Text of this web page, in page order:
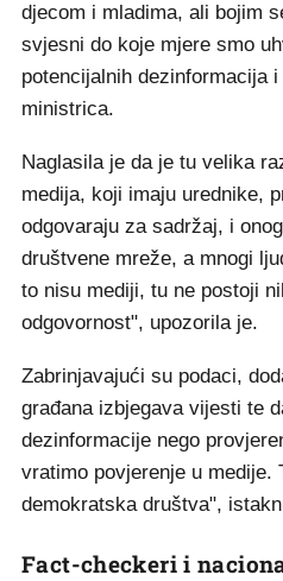
djecom i mladima, ali bojim
svjesni do koje mjere smo
potencijalnih dezinformacija
ministrica.
Naglasila je da je tu velika
medija, koji imaju urednike,
odgovaraju za sadržaj, i
društvene mreže, a mnogi
to nisu mediji, tu ne postoji
odgovornost", upozorila je.
Zabrinjavajući su podaci,
građana izbjegava vijesti te
dezinformacije nego
vratimo povjerenje u medije.
demokratska društva",
Fact-checkeri i